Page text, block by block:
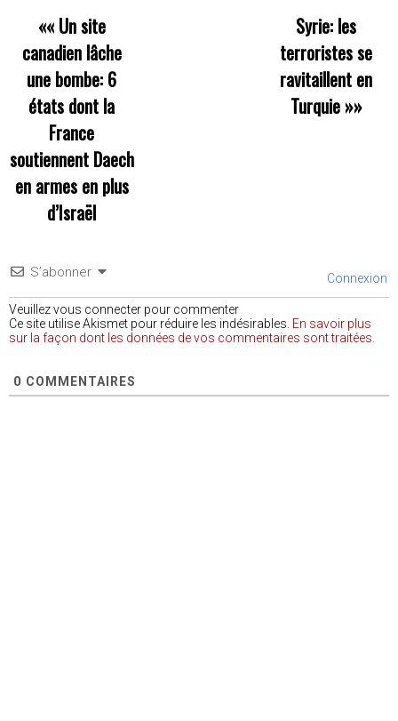
«« Un site
canadien lâche
une bombe: 6
états dont la
France
soutiennent Daech
en armes en plus
d’Israël
Syrie: les
terroristes se
ravitaillent en
Turquie»»
S’abonner Connexion
Veuillez vous connecter pour commenter
Ce site utilise Akismet pour réduire les indésirables. En savoir plus
sur la façon dont les données de vos commentaires sont traitées
0 COMMENTAIRES